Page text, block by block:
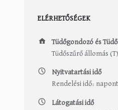
ELÉRHETŐSÉGEK
Tüdőgondozó és Tüdőszűrő állomás
Tüdőgondozó és
Tüdőszűrő állomás (T)
Nyitvatartási idő
Rendelési idő:
Látogatási idő